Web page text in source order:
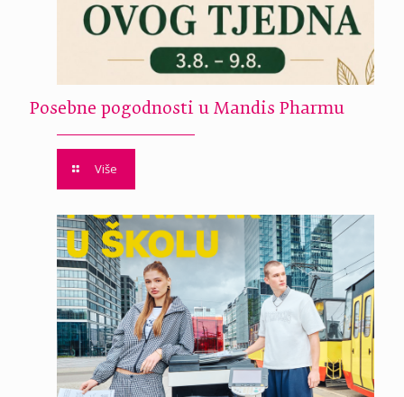
Posebne pogodnosti u Mandis Pharmu
Više